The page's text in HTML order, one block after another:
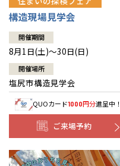
構造現場見学会
開催期間
8月1日(土)～30日(日)
開催場所
塩尻市構造見学会
QUOカード1000円分進呈中！
ご来場予約